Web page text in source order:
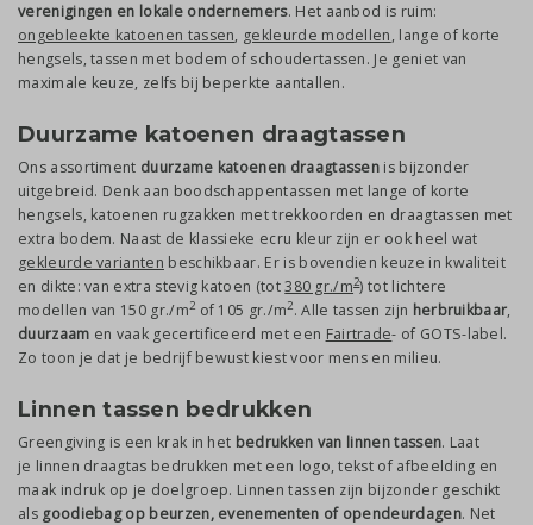
verenigingen en lokale ondernemers. Het aanbod is ruim:
ongebleekte katoenen tassen, gekleurde modellen, lange of korte
hengsels, tassen met bodem of schoudertassen. Je geniet van
maximale keuze, zelfs bij beperkte aantallen.
Duurzame katoenen draagtassen
Ons assortiment duurzame katoenen draagtassen is bijzonder
uitgebreid. Denk aan boodschappentassen met lange of korte
hengsels, katoenen rugzakken met trekkoorden en draagtassen met
extra bodem. Naast de klassieke ecru kleur zijn er ook heel wat
gekleurde varianten beschikbaar. Er is bovendien keuze in kwaliteit
en dikte: van extra stevig katoen (tot380 gr./m2) tot lichtere
modellen van 150 gr./m2 of 105 gr./m2. Alle tassen zijn herbruikbaar,
duurzaam en vaak gecertificeerd met een Fairtrade- of GOTS-label.
Zo toon je dat je bedrijf bewust kiest voor mens en milieu.
Linnen tassen bedrukken
Greengiving is een krak in het bedrukken van linnen tassen. Laat
je linnen draagtas bedrukken met een logo, tekst of afbeelding en
maak indruk op je doelgroep. Linnen tassen zijn bijzonder geschikt
als goodiebag op beurzen, evenementen of opendeurdagen. Net